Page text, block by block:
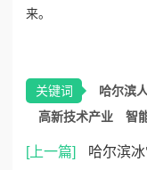
来。
关键词 哈尔滨
高新技术产业
智
[上一篇]
哈尔滨